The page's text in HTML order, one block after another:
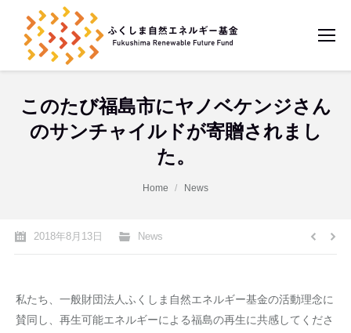
このたび福島市にヤノベケンジさん
のサンチャイルドが寄贈されまし
た。
Home News
2018年8月13日 News
私たち、一般財団法人ふくしま自然エネルギー基金の活動理念に
賛同し、再生可能エネルギーによる福島の再生に共感してくださ